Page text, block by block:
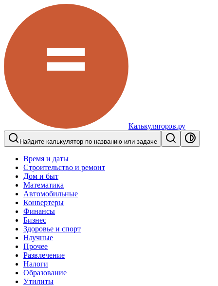
Калькуляторов.ру
Найдите калькулятор по названию или задаче
Время и даты
Строительство и ремонт
Дом и быт
Математика
Автомобильные
Конвертеры
Финансы
Бизнес
Здоровье и спорт
Научные
Прочее
Развлечение
Налоги
Образование
Утилиты